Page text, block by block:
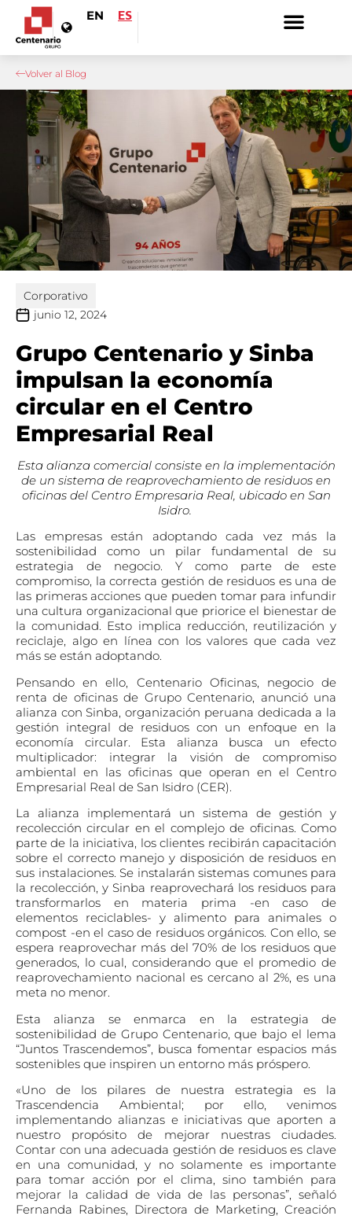
EN ES
Volver al Blog
junio 12, 2024
Corporativo
Grupo Centenario y Sinba
impulsan la economía
circular en el Centro
Empresarial Real
Esta alianza comercial consiste en la implementación
de un sistema de reaprovechamiento de residuos en
oficinas del Centro Empresaria Real, ubicado en San
Isidro.
Las empresas están adoptando cada vez más la
sostenibilidad como un pilar fundamental de su
estrategia de negocio. Y como parte de este
compromiso, la correcta gestión de residuos es una de
las primeras acciones que pueden tomar para infundir
una cultura organizacional que priorice el bienestar de
la comunidad. Esto implica reducción, reutilización y
reciclaje, algo en línea con los valores que cada vez
más se están adoptando.
Pensando en ello, Centenario Oficinas, negocio de
renta de oficinas de Grupo Centenario, anunció una
alianza con Sinba, organización peruana dedicada a la
gestión integral de residuos con un enfoque en la
economía circular. Esta alianza busca un efecto
multiplicador: integrar la visión de compromiso
ambiental en las oficinas que operan en el Centro
Empresarial Real de San Isidro (CER).
La alianza implementará un sistema de gestión y
recolección circular en el complejo de oficinas. Como
parte de la iniciativa, los clientes recibirán capacitación
sobre el correcto manejo y disposición de residuos en
sus instalaciones. Se instalarán sistemas comunes para
la recolección, y Sinba reaprovechará los residuos para
transformarlos en materia prima -en caso de
elementos reciclables- y alimento para animales o
compost -en el caso de residuos orgánicos. Con ello, se
espera reaprovechar más del 70% de los residuos que
generados, lo cual, considerando que el promedio de
reaprovechamiento nacional es cercano al 2%, es una
meta no menor.
Esta alianza se enmarca en la estrategia de
sostenibilidad de Grupo Centenario, que bajo el lema
“Juntos Trascendemos”, busca fomentar espacios más
sostenibles que inspiren un entorno más próspero.
«Uno de los pilares de nuestra estrategia es la
Trascendencia Ambiental; por ello, venimos
implementando alianzas e iniciativas que aporten a
nuestro propósito de mejorar nuestras ciudades.
Contar con una adecuada gestión de residuos es clave
en una comunidad, y no solamente es importante
para tomar acción por el clima, sino también para
mejorar la calidad de vida de las personas”, señaló
Fernanda Rabines, Directora de Marketing, Creación